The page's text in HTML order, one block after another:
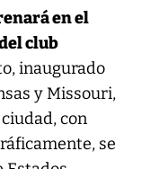
en el
club
inaugurado
y Missouri,
con
se